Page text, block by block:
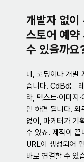
개발자 없이
스토어 예약
수 있을까요
네, 코딩이나 개발
습니다. CdBd는
라, 텍스트·이미지
만 하면 됩니다. 외
없이, 마케터가 기
수 있죠. 제작이 끝
URL이 생성되어
바로 연결할 수 있